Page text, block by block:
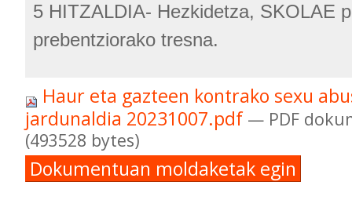
5 HITZALDIA- Hezkidetza, SKOLAE
prebentziorako tresna.
Haur eta gazteen kontrako sexu
jardunaldia 20231007.pdf — PDF
(493528 bytes)
Dokumentuan moldaketak egin